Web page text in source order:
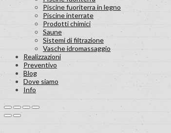
Piscine fuoriterra in legno
Piscine interrate
Prodotti chimici
Saune
Sistemi di filtrazione
Vasche idromassaggio
Realizzazioni
Preventivo
Blog
Dove siamo
Info